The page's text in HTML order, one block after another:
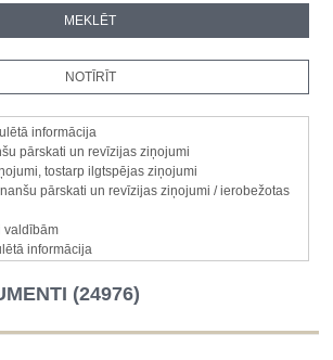
informācija
pārskati un revīzijas ziņojumi
tostarp ilgtspējas ziņojumi
pārskati un revīzijas ziņojumi / ierobežotas
valdībām
informācija
par būtisku akciju paketi
akciju iegāde vai atsavināšana
kopējais skaits un kapitāls
(24976)